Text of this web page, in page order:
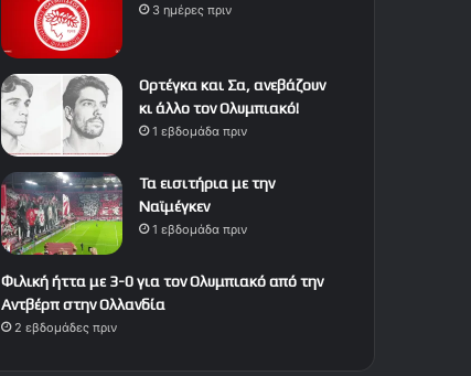
3 ημέρες πριν
Ορτέγκα και Σα, ανεβάζουν
κι άλλο τον Ολυμπιακό!
1 εβδομάδα πριν
Τα εισιτήρια με την
Ναϊμέγκεν
1 εβδομάδα πριν
Φιλική ήττα με 3-0 για τον Ολυμπιακό από την
Αντβέρπ στην Ολλανδία
2 εβδομάδες πριν